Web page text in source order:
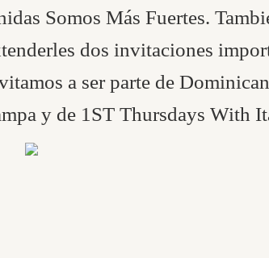
Somos Más Fuertes.
dos invitaciones
a ser parte de
y de 1ST Thursdays With